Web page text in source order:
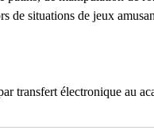
de situations de jeux
transfert électronique au